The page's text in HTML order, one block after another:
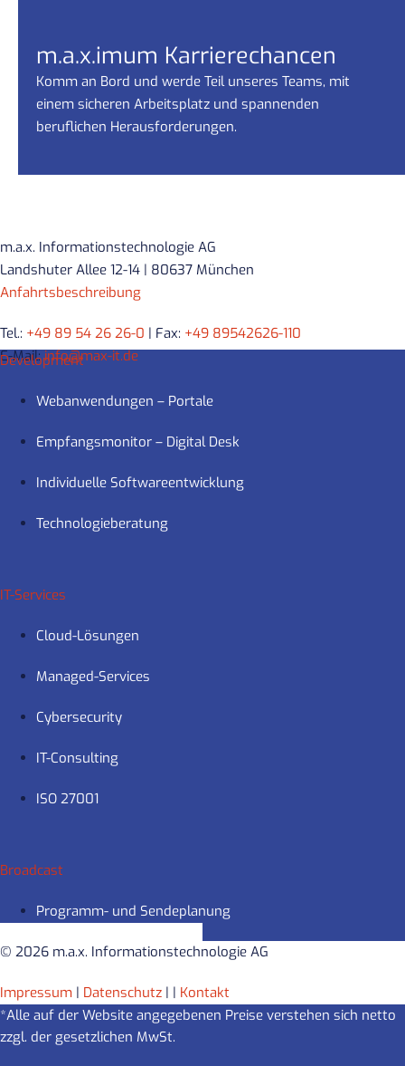
m.a.x.imum Karrierechancen
Komm an Bord und werde Teil unseres Teams, mit
einem sicheren Arbeitsplatz und spannenden
beruflichen Herausforderungen.
m.a.x. Informationstechnologie AG
Landshuter Allee 12-14 | 80637 München
Anfahrtsbeschreibung
Tel.: +49 89 54 26 26-0 | Fax: +49 89542626-110
E-Mail:info@max-it.de
Development
Webanwendungen – Portale
Empfangsmonitor – Digital Desk
Individuelle Softwareentwicklung
Technologieberatung
IT-Services
Cloud-Lösungen
Managed-Services
Cybersecurity
IT-Consulting
ISO 27001
Broadcast
Programm- und Sendeplanung
© 2026 m.a.x. Informationstechnologie AG
Impressum | Datenschutz | | Kontakt
*Alle auf der Website angegebenen Preise verstehen sich netto
zzgl. der gesetzlichen MwSt.